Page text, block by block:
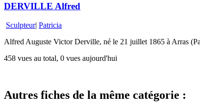
DERVILLE Alfred
Sculpteur| Patricia
Alfred Auguste Victor Derville, né le 21 juillet 1865 à Arras
458 vues au total, 0 vues aujourd'hui
Autres fiches de la même catégorie :